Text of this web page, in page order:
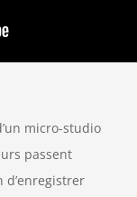
micro-studio
passent